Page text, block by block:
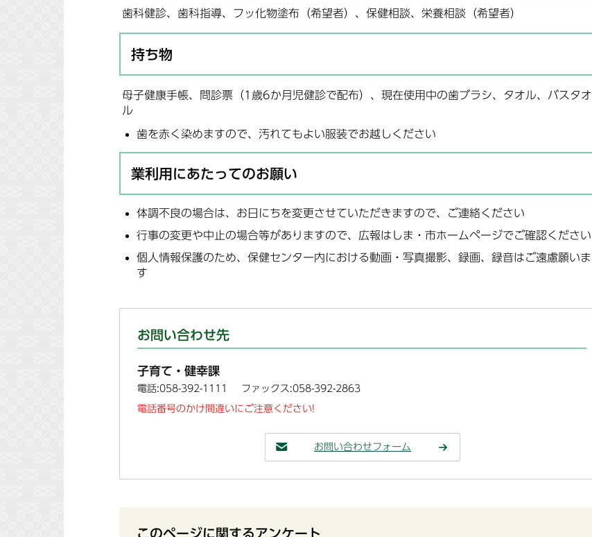
歯科健診、歯科指導、フッ化物塗布（希望者）、保健相談、栄養相談（希望者）
持ち物
母子健康手帳、問診票（1歳6か月児健診で配布）、現在使用中の歯ブラシ、タオル、バスタオ
ル
歯を赤く染めますので、汚れてもよい服装でお越しください
業利用にあたってのお願い
体調不良の場合は、お日にちを変更させていただきますので、ご連絡ください
行事の変更や中止の場合等がありますので、広報はしま・市ホームページでご確認ください
個人情報保護のため、保健センター内における動画・写真撮影、録画、録音はご遠慮願いま
す
お問い合わせ先
子育て・健幸課
電話:058-392-1111 ファックス:058-392-2863
電話番号のかけ間違いにご注意ください!
お問い合わせフォーム
このページに関するアンケート